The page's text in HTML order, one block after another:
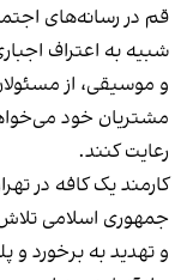
قم در رسانه‌های
شبیه به اعتراف
و موسیقی، از
مشتریان خود
رعایت کنند.
کارمند یک کافه در
جمهوری اسلامی
و تهدید به برخورد و